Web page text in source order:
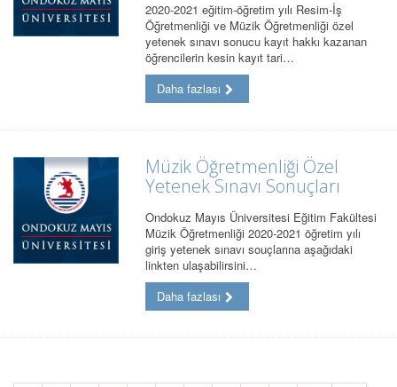
2020-2021 eğitim-öğretim yılı Resim-İş
Öğretmenliği ve Müzik Öğretmenliği özel
yetenek sınavı sonucu kayıt hakkı kazanan
öğrencilerin kesin kayıt tari…
Daha fazlası
Müzik Öğretmenliği Özel
Yetenek Sınavı Sonuçları
Ondokuz Mayıs Üniversitesi Eğitim Fakültesi
Müzik Öğretmenliği 2020-2021 öğretim yılı
giriş yetenek sınavı souçlarına aşağıdaki
linkten ulaşabilirsini…
Daha fazlası